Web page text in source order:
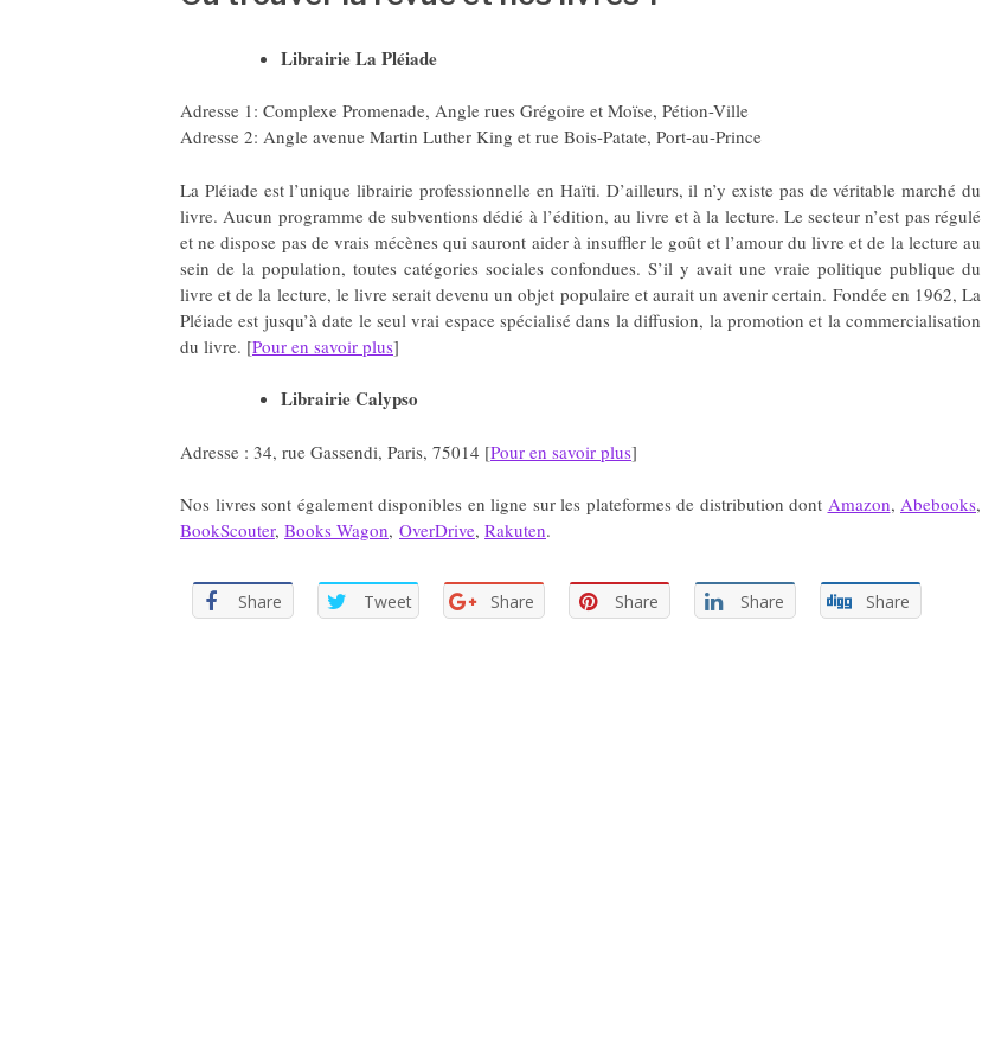
Librairie La Pléiade
Adresse 1: Complexe Promenade, Angle rues Grégoire et Moïse, Pétion-Ville
Adresse 2: Angle avenue Martin Luther King et rue Bois-Patate, Port-au-Prince
La Pléiade est l’unique librairie professionnelle en Haïti. D’ailleurs, il n’y existe pas de véritable marché du
livre. Aucun programme de subventions dédié à l’édition, au livre et à la lecture. Le secteur n’est pas régulé
et ne dispose pas de vrais mécènes qui sauront aider à insuffler le goût et l’amour du livre et de la lecture au
sein de la population, toutes catégories sociales confondues. S’il y avait une vraie politique publique du
livre et de la lecture, le livre serait devenu un objet populaire et aurait un avenir certain. Fondée en 1962, La
Pléiade est jusqu’à date le seul vrai espace spécialisé dans la diffusion, la promotion et la commercialisation
du livre. [Pour en savoir plus]
Librairie Calypso
Adresse : 34, rue Gassendi, Paris, 75014 [Pour en savoir plus]
Nos livres sont également disponibles en ligne sur les plateformes de distribution dont Amazon, Abebooks,
BookScouter, Books Wagon, OverDrive, Rakuten.
Share Tweet Share Share Share Share